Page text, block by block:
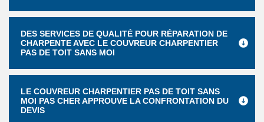
DES SERVICES DE QUALITÉ POUR RÉPARATION DE
CHARPENTE AVEC LE COUVREUR CHARPENTIER
PAS DE TOIT SANS MOI
LE COUVREUR CHARPENTIER PAS DE TOIT SANS
MOI PAS CHER APPROUVE LA CONFRONTATION DU
DEVIS